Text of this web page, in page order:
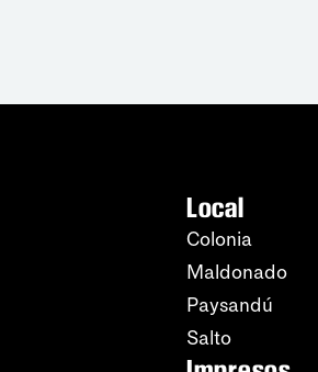
Local
Colonia
Maldonado
Paysandú
Salto